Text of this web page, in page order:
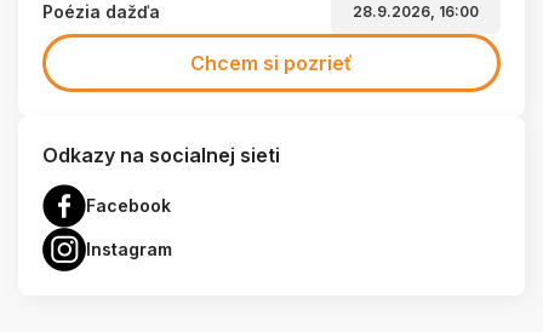
Poézia dažďa 28.9.2026, 16:00
Chcem si pozrieť
Odkazy na socialnej sieti
Facebook
Instagram